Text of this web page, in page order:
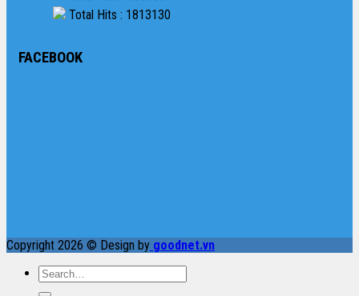
Total Hits : 1813130
FACEBOOK
Copyright 2026 © Design by goodnet.vn
Search
for: